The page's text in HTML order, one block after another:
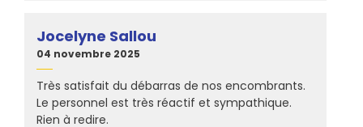
Jocelyne Sallou
04 novembre 2025
Très satisfait du débarras de nos encombrants.
Le personnel est très réactif et sympathique.
Rien à redire.